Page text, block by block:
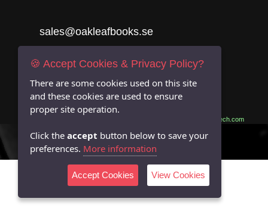
sales@oakleafbooks.se
06Tech.com
🍪 Accept Cookies & Privacy Policy?
There are some cookies used on this site
and these cookies are used to ensure
proper site operation.
Click the accept button below to save your
preferences. More information
Accept Cookies View Cookies